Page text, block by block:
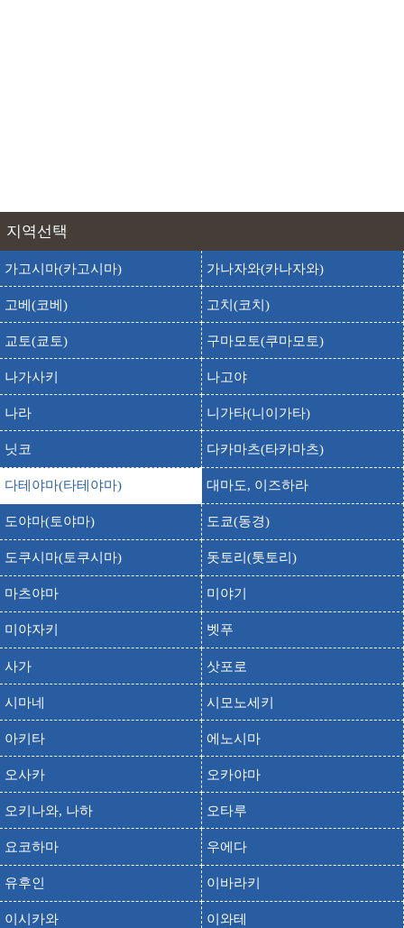
출발 도착
출발 도착
하리노키토게(하리노키 고개)
하리노키 토게
출발 도착
호타루이카 박물관
호타루이카 뮤지엄
출발
도착 호타루이카 해상관광
지역선택
가고시마(카고시마) 가나자와(카나자와)
고베(코베) 고치(코치)
교토(쿄토) 구마모토(쿠마모토)
나가사키 나고야
나라 니가타(니이가타)
닛코 다카마츠(타카마츠)
다테야마(타테야마) 대마도, 이즈하라
도야마(토야마) 도쿄(동경)
도쿠시마(토쿠시마) 돗토리(톳토리)
마츠야마 미야기
미야자키 벳푸
사가 삿포로
시마네 시모노세키
아키타 에노시마
오사카 오카야마
오키나와, 나하 오타루
요코하마 우에다
유후인 이바라키
이시카와 이와테